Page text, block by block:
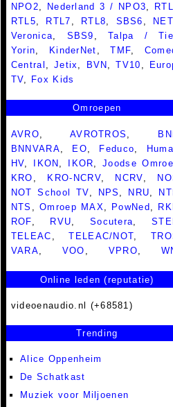
NPO2
Nederland 3 / NPO3
RTL5
RTL7 RTL8 SBS6
Veronica
SBS9 ,Talpa /
Yorin
KinderNet ,TMF
Central
Jetix BVN ,TV10
TV
Fox Kids
Omroepen
AVRO, AVROTROS ,
BNNVARA, EO, Feduco,
HV, IKON , IKOR,Joodse
KRO , KRO-NCRV, NCRV,
NOT School TV, NPS , NRU,
NTS ,Omroep MAX, PowNed ,
ROF, RVU, Socutera,
TELEAC ,TELEAC/NOT,
VARA, VOO , VPRO,
Online leden (reputatie)
videoenaudio.nl (+68581)
Trending
Alice Oppenheim
De Schatkast
Muziek voor Miljoenen